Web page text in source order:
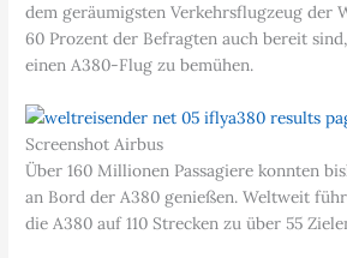
dem geräumigsten Verkehrsflugzeug der
60 Prozent der Befragten auch bereit
einen A380-Flug zu bemühen.
Screenshot Airbus
Über 160 Millionen Passagiere konnten
an Bord der A380 genießen. Weltweit
die A380 auf 110 Strecken zu über 55